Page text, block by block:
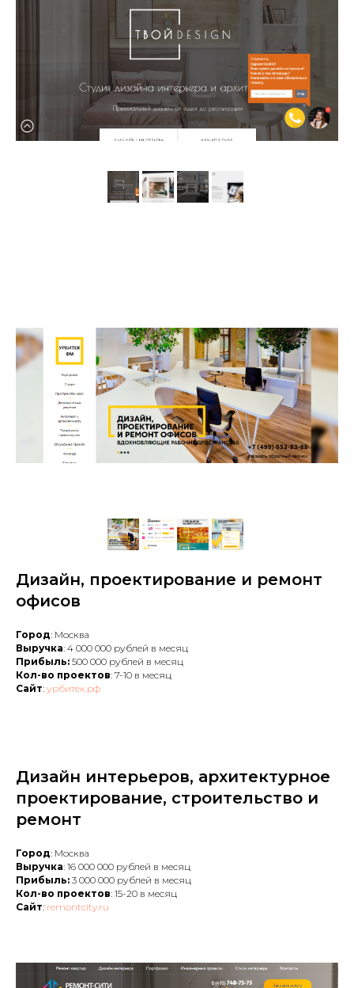
Дизайн, проектирование и ремонт
офисов
Город: Москва
Выручка: 4 000 000 рублей в месяц
Прибыль: 500 000 рублей в месяц
Кол-во проектов: 7-10 в месяц
Сайт: урбитек.рф
Дизайн интерьеров, архитектурное
проектирование, строительство и
ремонт
Город: Москва
Выручка: 16 000 000 рублей в месяц
Прибыль: 3 000 000 рублей в месяц
Кол-во проектов: 15-20 в месяц
Сайт: remontcity.ru